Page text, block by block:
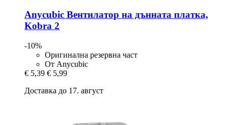
Anycubic Вентилатор на дънната платка,
Kobra 2
-10%
Оригинална резервна част
От Anycubic
€ 5,39 € 5,99
Доставка до 17. август